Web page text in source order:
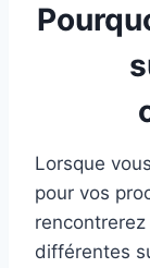
Lorsque
pour vos
différentes